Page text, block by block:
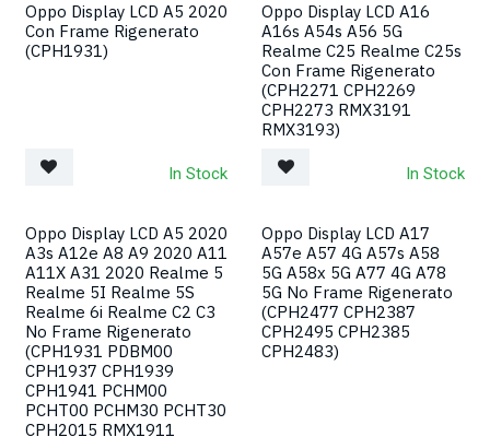
Oppo Display LCD A5 2020
Con Frame Rigenerato
(CPH1931)
In Stock
Oppo Display LCD A16
A16s A54s A56 5G
Realme C25 Realme C25s
Con Frame Rigenerato
(CPH2271 CPH2269
CPH2273 RMX3191
RMX3193)
In Stock
Oppo Display LCD A5 2020
A3s A12e A8 A9 2020 A11
A11X A31 2020 Realme 5
Realme 5I Realme 5S
Realme 6i Realme C2 C3
No Frame Rigenerato
(CPH1931 PDBM00
CPH1937 CPH1939
CPH1941 PCHM00
PCHT00 PCHM30 PCHT30
CPH2015 RMX1911
Oppo Display LCD A17
A57e A57 4G A57s A58
5G A58x 5G A77 4G A78
5G No Frame Rigenerato
(CPH2477 CPH2387
CPH2495 CPH2385
CPH2483)